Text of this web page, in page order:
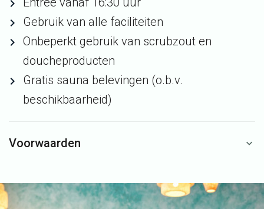
Gebruik van alle faciliteiten
Onbeperkt gebruik van scrubzout en
doucheproducten
Gratis sauna belevingen (o.b.v.
beschikbaarheid)
Voorwaarden